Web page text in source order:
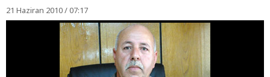
21 Haziran 2010 / 07:17